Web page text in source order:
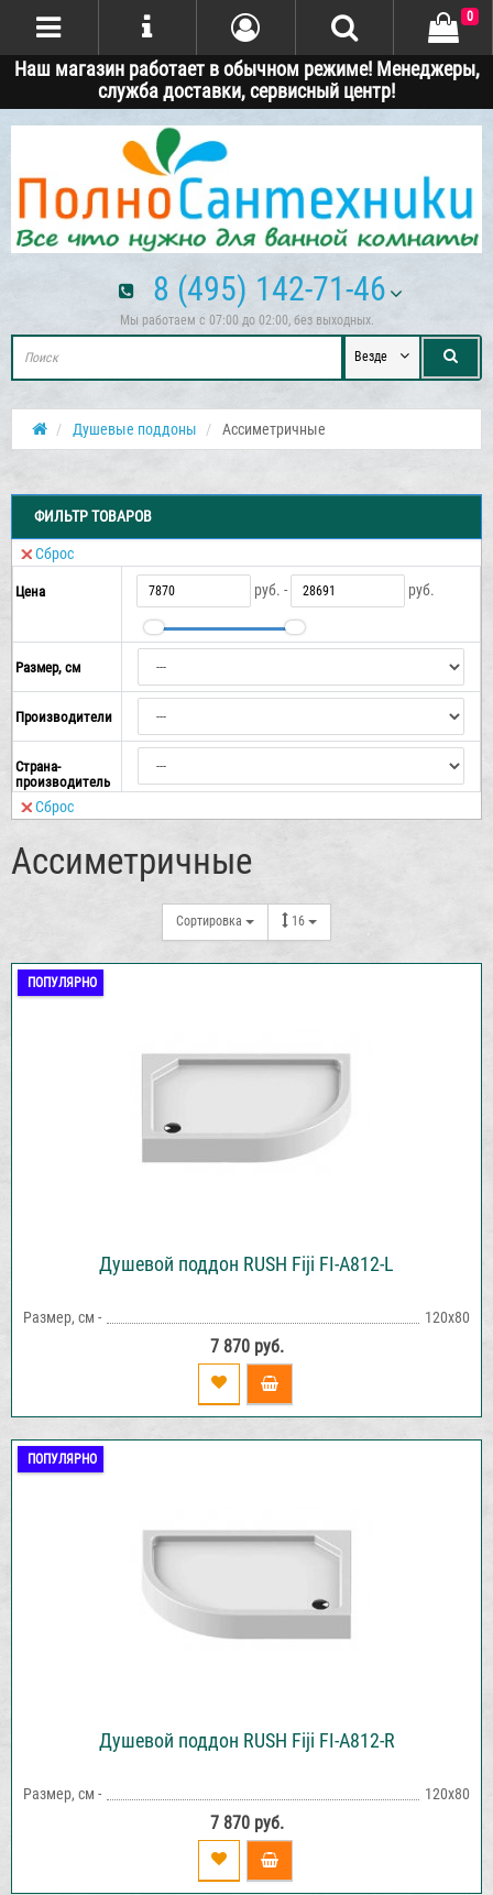
Наш магазин работает в обычном режиме! Менеджеры,
служба доставки, сервисный центр!
8 (495) 142-71-46
Мы работаем с 07:00 до 02:00, без выходных.
Везде
0
Душевые поддоны Ассиметричные
ФИЛЬТР ТОВАРОВ
Сброс
Цена руб. - руб.
Размер, см
Производители
Страна-
производитель
Сброс
Ассиметричные
Сортировка 16
ПОПУЛЯРНО
Душевой поддон RUSH Fiji FI-A812-L
Размер, см - 120х80
7 870 руб.
ПОПУЛЯРНО
Душевой поддон RUSH Fiji FI-A812-R
Размер, см - 120х80
7 870 руб.